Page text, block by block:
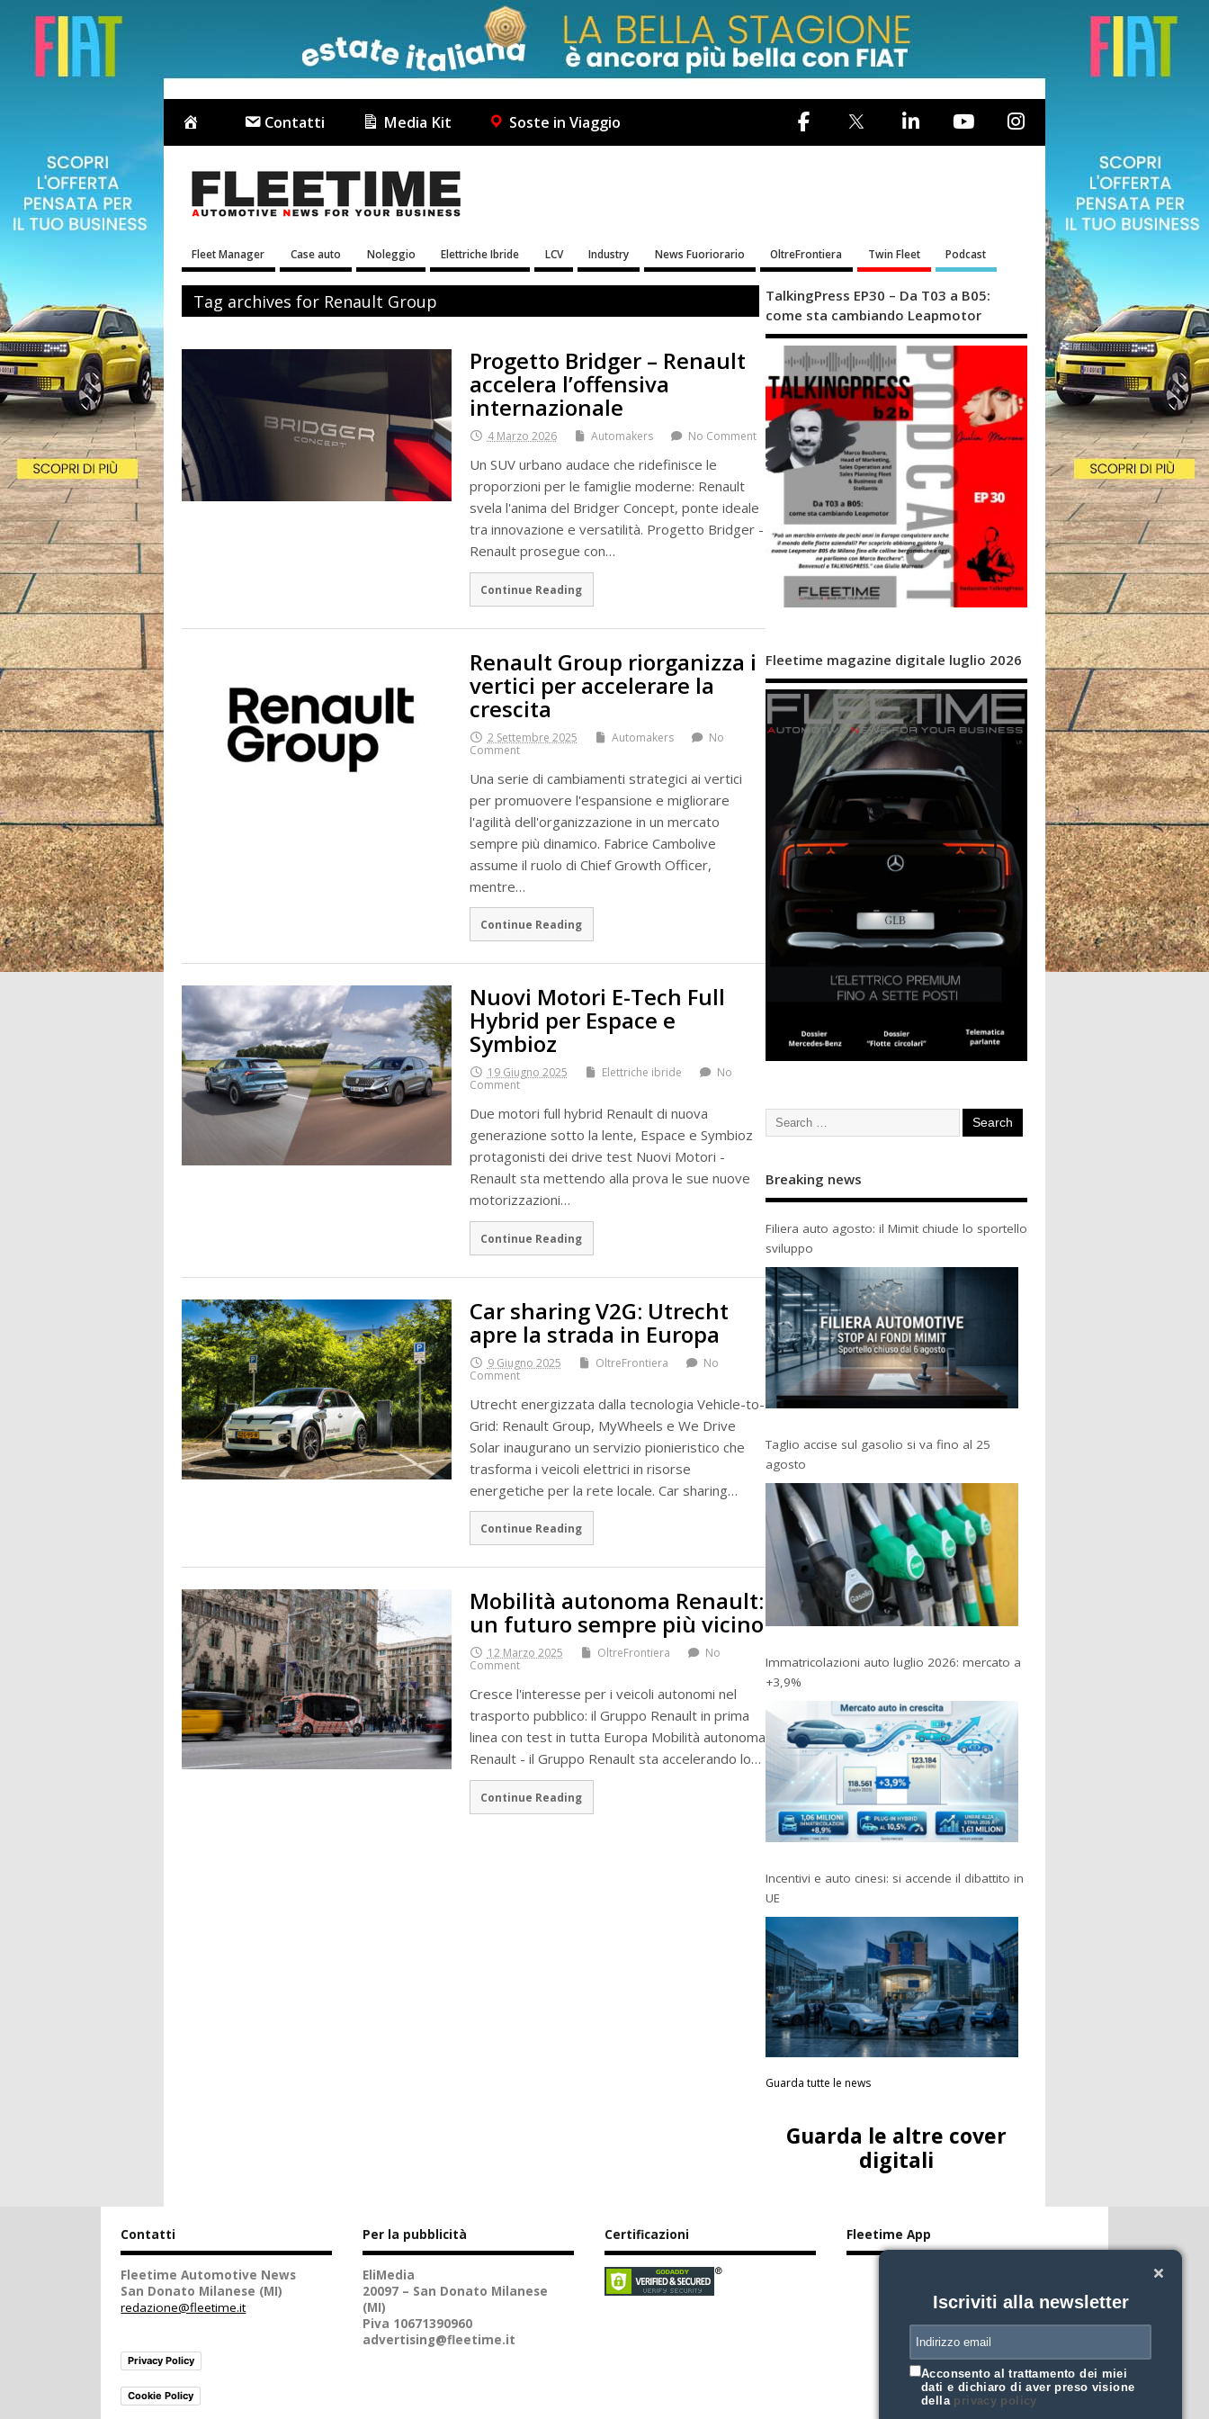
Contatti Media Kit Soste in Viaggio
Fleet Manager Case auto Noleggio Elettriche Ibride LCV Industry News Fuoriorario OltreFrontiera Twin Fleet Podcast
Tag archives for Renault Group
Progetto Bridger – Renault
accelera l’offensiva
internazionale
4 Marzo 2026 Automakers No Comment
Un SUV urbano audace che ridefinisce le
proporzioni per le famiglie moderne: Renault
svela l'anima del Bridger Concept, ponte ideale
tra innovazione e versatilità. Progetto Bridger -
Renault prosegue con…
Continue Reading
Renault Group riorganizza i
vertici per accelerare la
crescita
2 Settembre 2025 Automakers
No
Comment
Una serie di cambiamenti strategici ai vertici
per promuovere l'espansione e migliorare
l'agilità dell'organizzazione in un mercato
sempre più dinamico. Fabrice Cambolive
assume il ruolo di Chief Growth Officer,
mentre…
Continue Reading
Nuovi Motori E-Tech Full
Hybrid per Espace e
Symbioz
19 Giugno 2025 Elettriche ibride
No
Comment
Due motori full hybrid Renault di nuova
generazione sotto la lente, Espace e Symbioz
protagonisti dei drive test Nuovi Motori -
Renault sta mettendo alla prova le sue nuove
motorizzazioni…
Continue Reading
Car sharing V2G: Utrecht
apre la strada in Europa
9 Giugno 2025 OltreFrontiera
No
Comment
Utrecht energizzata dalla tecnologia Vehicle-to-
Grid: Renault Group, MyWheels e We Drive
Solar inaugurano un servizio pionieristico che
trasforma i veicoli elettrici in risorse
energetiche per la rete locale. Car sharing…
Continue Reading
Mobilità autonoma Renault:
un futuro sempre più vicino
12 Marzo 2025 OltreFrontiera
No
Comment
Cresce l'interesse per i veicoli autonomi nel
trasporto pubblico: il Gruppo Renault in prima
linea con test in tutta Europa Mobilità autonoma
Renault - il Gruppo Renault sta accelerando lo…
Continue Reading
TalkingPress EP30 – Da T03 a B05:
come sta cambiando Leapmotor
Fleetime magazine digitale luglio 2026
Breaking news
Filiera auto agosto: il Mimit chiude lo sportello
sviluppo
Taglio accise sul gasolio si va fino al 25
agosto
Immatricolazioni auto luglio 2026: mercato a
+3,9%
Incentivi e auto cinesi: si accende il dibattito in
UE
Guarda tutte le news
Iscriviti alla newsletter
Acconsento al trattamento dei miei
dati e dichiaro di aver preso visione
della privacy policy
Guarda le altre cover
digitali
Contatti
Fleetime Automotive News
San Donato Milanese (MI)
redazione@fleetime.it
Privacy Policy
Cookie Policy
Per la pubblicità
EliMedia
20097 – San Donato Milanese
(MI)
Piva 10671390960
advertising@fleetime.it
Certificazioni Fleetime App